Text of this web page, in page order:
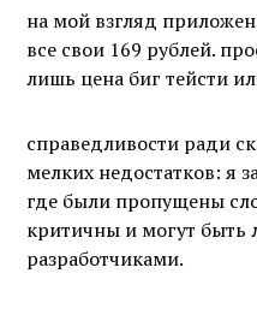
на мой взгляд
все свои 169 рублей.
лишь цена биг тейсти
справедливости ради
мелких недостатков: я
где были пропущены
критичны и могут быть
разработчиками.